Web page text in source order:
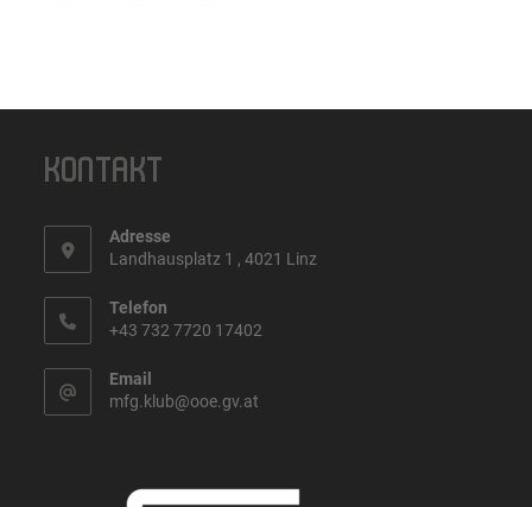
KONTAKT
Adresse
Landhausplatz 1 , 4021 Linz
Telefon
+43 732 7720 17402
Email
mfg.klub@ooe.gv.at